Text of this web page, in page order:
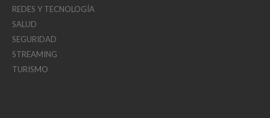
REDES Y TECNOLOGÍA
SALUD
SEGURIDAD
STREAMING
TURISMO